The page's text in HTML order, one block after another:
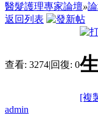
醫髮護理專家論壇»
返回列表
查看: 3274|回復: 0
[複
admin